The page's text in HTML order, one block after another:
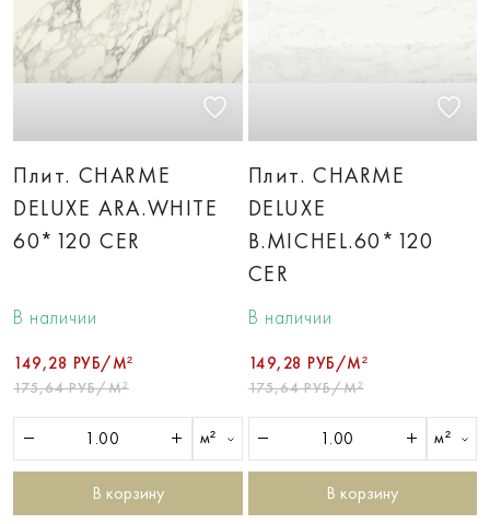
Плит. CHARME
DELUXE ARA.WHITE
60*120 CER
В наличии
149,28 РУБ/М²
175,64 РУБ/М²
м²
В корзину
Плит. CHARME
DELUXE
B.MICHEL.60*120
CER
В наличии
149,28 РУБ/М²
175,64 РУБ/М²
м²
В корзину